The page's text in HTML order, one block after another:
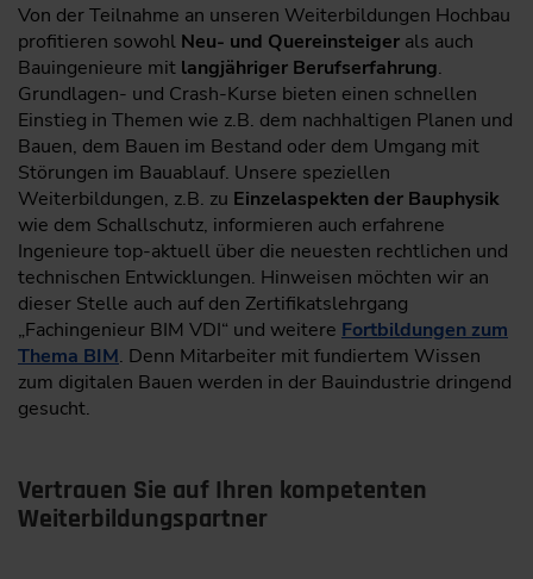
Von der Teilnahme an unseren Weiterbildungen Hochbau
profitieren sowohl Neu- und Quereinsteiger als auch
Bauingenieure mit langjähriger Berufserfahrung.
Grundlagen- und Crash-Kurse bieten einen schnellen
Einstieg in Themen wie z.B. dem nachhaltigen Planen und
Bauen, dem Bauen im Bestand oder dem Umgang mit
Störungen im Bauablauf. Unsere speziellen
Weiterbildungen, z.B. zu Einzelaspekten der Bauphysik
wie dem Schallschutz, informieren auch erfahrene
Ingenieure top-aktuell über die neuesten rechtlichen und
technischen Entwicklungen. Hinweisen möchten wir an
dieser Stelle auch auf den Zertifikatslehrgang
„Fachingenieur BIM VDI“ und weitere Fortbildungen zum
Thema BIM. Denn Mitarbeiter mit fundiertem Wissen
zum digitalen Bauen werden in der Bauindustrie dringend
gesucht.
Vertrauen Sie auf Ihren kompetenten
Weiterbildungspartner